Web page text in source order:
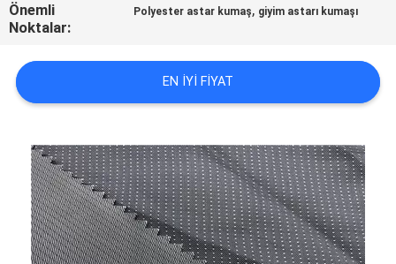
COMPANY
NEWS
HARITASI
PRIVACY
POLICY
Önemli
Noktalar:
Polyester astar kumaş, giyim astarı kumaşı
EN IYI FIYAT